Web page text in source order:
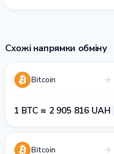
Схожі напрямки обміну
Bitcoin
1 BTC ≈ 2 905 816 UAH
Bitcoin